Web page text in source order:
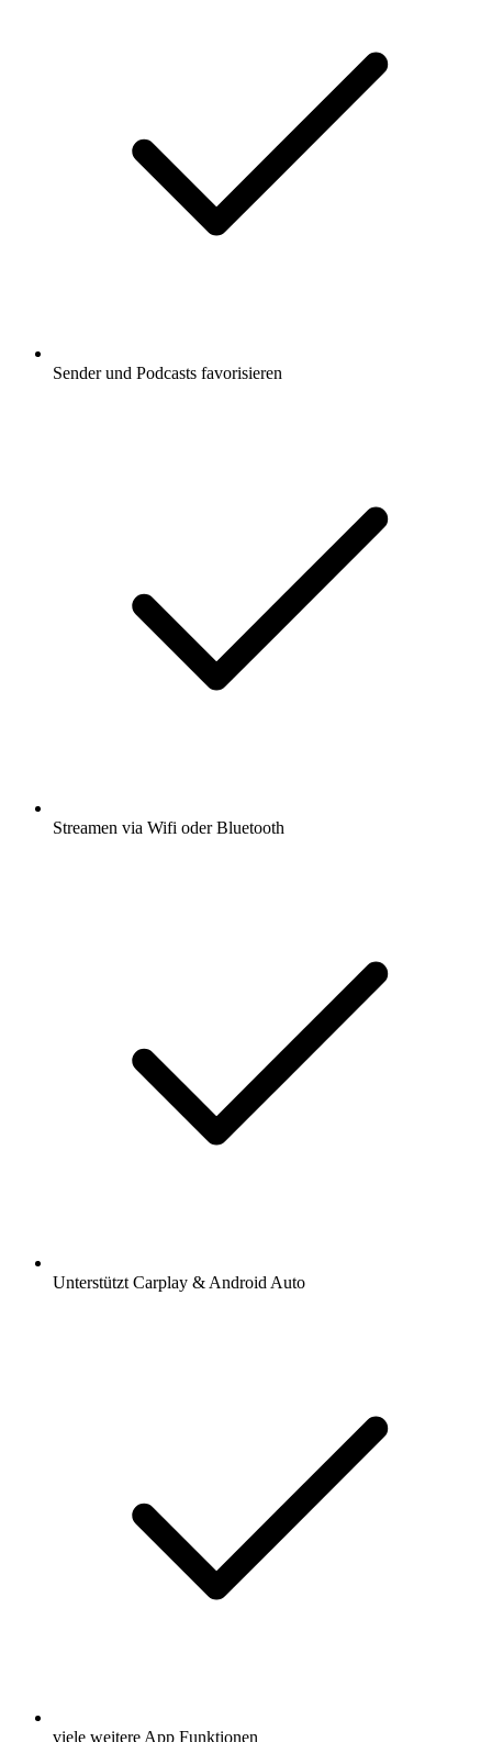
Sender und Podcasts favorisieren
Streamen via Wifi oder Bluetooth
Unterstützt Carplay & Android Auto
viele weitere App Funktionen